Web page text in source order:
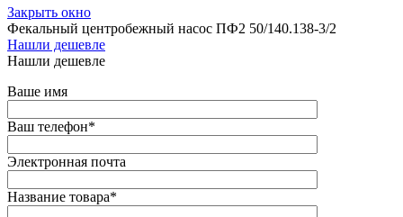
Закрыть окно
Фекальный центробежный насос ПФ2 50/140.138-3/2
Нашли дешевле
Нашли дешевле
Ваше имя
Ваш телефон*
Электронная почта
Название товара*